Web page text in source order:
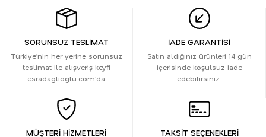
SORUNSUZ TESLİMAT
Türkiye’nin her yerine sorunsuz
teslimat ile alışveriş keyfi
esradaglioglu.com’da
İADE GARANTİSİ
Satın aldığınız ürünleri 14 gün
içerisinde koşulsuz iade
edebilirsiniz.
MÜŞTERİ HİZMETLERİ TAKSİT SEÇENEKLERİ